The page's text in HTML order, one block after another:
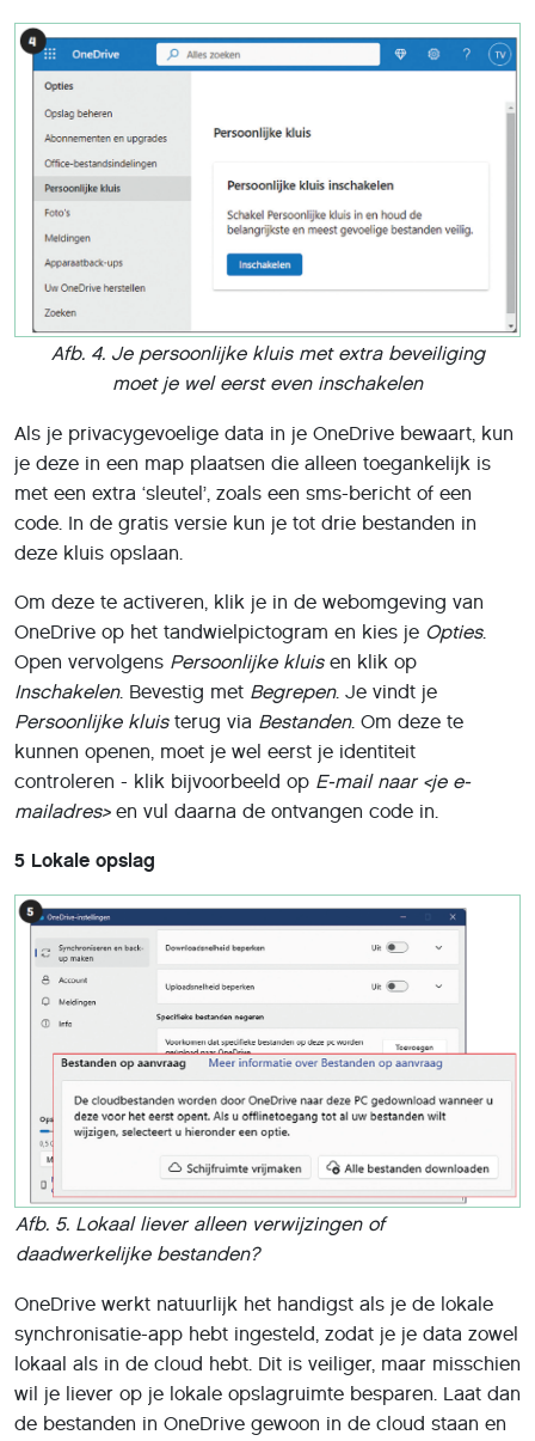
Afb. 4. Je persoonlijke kluis met extra beveiliging
moet je wel eerst even inschakelen
Als je privacygevoelige data in je OneDrive bewaart, kun
je deze in een map plaatsen die alleen toegankelijk is
met een extra ‘sleutel’, zoals een sms-bericht of een
code. In de gratis versie kun je tot drie bestanden in
deze kluis opslaan.
Om deze te activeren, klik je in de webomgeving van
OneDrive op het tandwielpictogram en kies je Opties.
Open vervolgens Persoonlijke kluisen klik op
Inschakelen. Bevestig met Begrepen. Je vindt je
Persoonlijke kluisterug via Bestanden. Om deze te
kunnen openen, moet je wel eerst je identiteit
controleren - klik bijvoorbeeld op E-mail naar <je e-
mailadres>en vul daarna de ontvangen code in.
5 Lokale opslag
Afb. 5. Lokaal liever alleen verwijzingen of
daadwerkelijke bestanden?
OneDrive werkt natuurlijk het handigst als je de lokale
synchronisatie-app hebt ingesteld, zodat je je data zowel
lokaal als in de cloud hebt. Dit is veiliger, maar misschien
wil je liever op je lokale opslagruimte besparen. Laat dan
de bestanden in OneDrive gewoon in de cloud staan en